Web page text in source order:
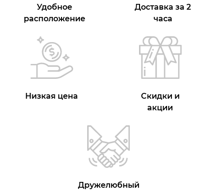
Удобное
расположение
Доставка за 2
часа
Низкая цена
Скидки и
акции
Дружелюбный